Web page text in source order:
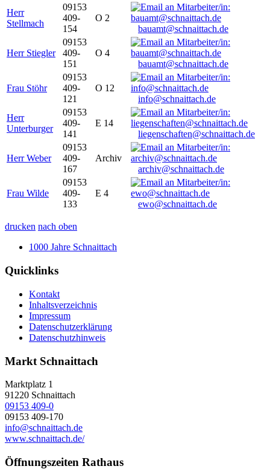
Herr
Stellmach
09153
409-
154
O 2
bauamt@schnaittach.de
Herr Stiegler
09153
409-
151
O 4
bauamt@schnaittach.de
Frau Stöhr
09153
409-
121
O 12
info@schnaittach.de
Herr
Unterburger
09153
409-
141
E 14
liegenschaften@schnaittach.de
Herr Weber
09153
409-
167
Archiv
archiv@schnaittach.de
Frau Wilde
09153
409-
133
E 4
ewo@schnaittach.de
drucken nach oben
1000 Jahre Schnaittach
Quicklinks
Kontakt
Inhaltsverzeichnis
Impressum
Datenschutzerklärung
Datenschutzhinweis
Markt Schnaittach
Marktplatz 1
91220 Schnaittach
09153 409-0
09153 409-170
info@schnaittach.de
www.schnaittach.de/
Öffnungszeiten Rathaus